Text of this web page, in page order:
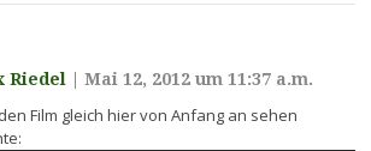
Riedel |Mai 12, 2012 um 11:37 a.m.
Film gleich hier von Anfang an sehen